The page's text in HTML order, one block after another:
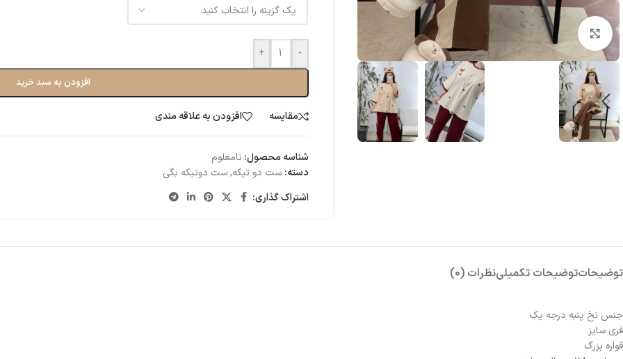
بزرگنمایی تصویر
-
+
افزودن به سبد خرید
مقایسه افزودن به علاقه مندی
شناسه محصول: نامعلوم
دسته: ست دو تیکه, ست دو‌تیکه بگی
اشتراک گذاری:
توضیحاتتوضیحات تکمیلینظرات (0)
جنس نخ پنبه درجه یک
فری سایز
قواره بزرگ